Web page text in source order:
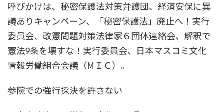
呼びかけは、秘密保護法対策弁護団、経済安保に異
議ありキャンペーン、「秘密保護法」廃止へ！実行
委員会、改憲問題対策法律家６団体連絡会、解釈で
憲法9条を壊すな！実行委員会、日本マスコミ文化
情報労働組合会議（МＩＣ）。
参院での強行採決を許さない